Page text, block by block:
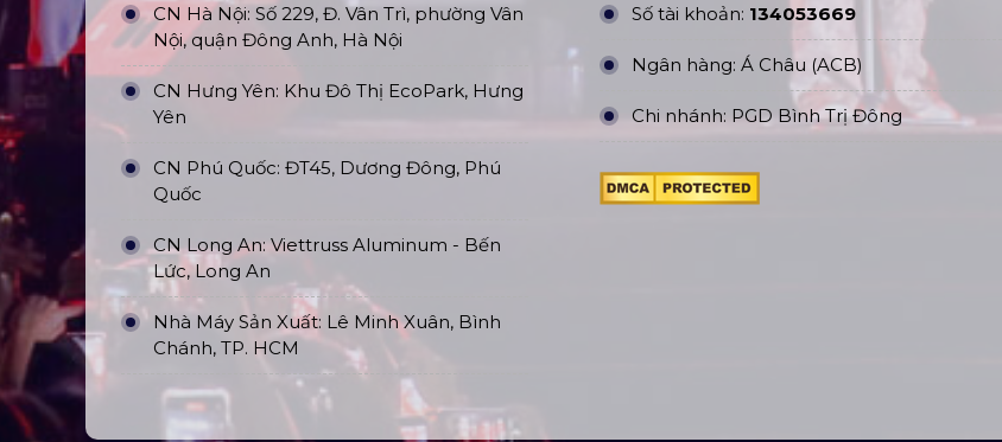
CN Hà Nội: Số 229, Đ. Vân Trì, phường Vân
Nội, quận Đông Anh, Hà Nội
CN Hưng Yên: Khu Đô Thị EcoPark, Hưng
Yên
CN Phú Quốc: ĐT45, Dương Đông, Phú
Quốc
CN Long An: Viettruss Aluminum - Bến
Lức, Long An
Nhà Máy Sản Xuất: Lê Minh Xuân, Bình
Chánh, TP. HCM
Số tài khoản: 134053669
Ngân hàng: Á Châu (ACB)
Chi nhánh: PGD Bình Trị Đông